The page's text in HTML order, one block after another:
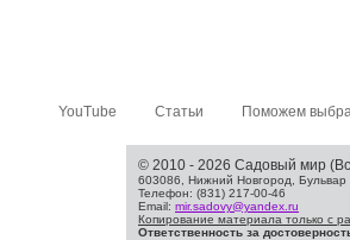
YouTube Статьи Поможем
© 2010 - 2026 Садовый мир
603086, Нижний Новгород,
Телефон: (831) 217-00-46
Email: mir.sadovy@yandex.ru
Копирование материала только с
Ответственность за